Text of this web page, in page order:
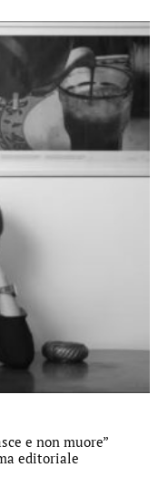
e non muore”
editoriale